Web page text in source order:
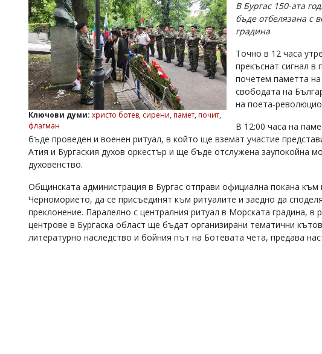
Управители:
Веселин
Василев,
v.vasilev@flagman.bg
Касабова,
k.kassabova@flagman.bg
Главен
редактор:
office@flagman.bg
Коментарите
статиите
Ключови думи: христо ботев, сирени, памет, почит,
флагман
В Бургас 150-ата
бъде отбелязана с
градина
Точно в 12 часа
прекъснат сигнал
почетем паметта на
свободата на
на поета-
В 12:00 часа на
бъде проведен и военен ритуал, в който ще вземат участие
Атия и Бургаския духов оркестър и ще бъде отслужена заупокойна
духовенство.
Общинската администрация в Бургас отправи официална покана към
Черноморието, да се присъединят към ритуалите и заедно да
преклонение. Паралелно с централния ритуал в Морската градина, в
центрове в Бургаска област ще бъдат организирани тематични
литературно наследство и бойния път на Ботевата чета, предава